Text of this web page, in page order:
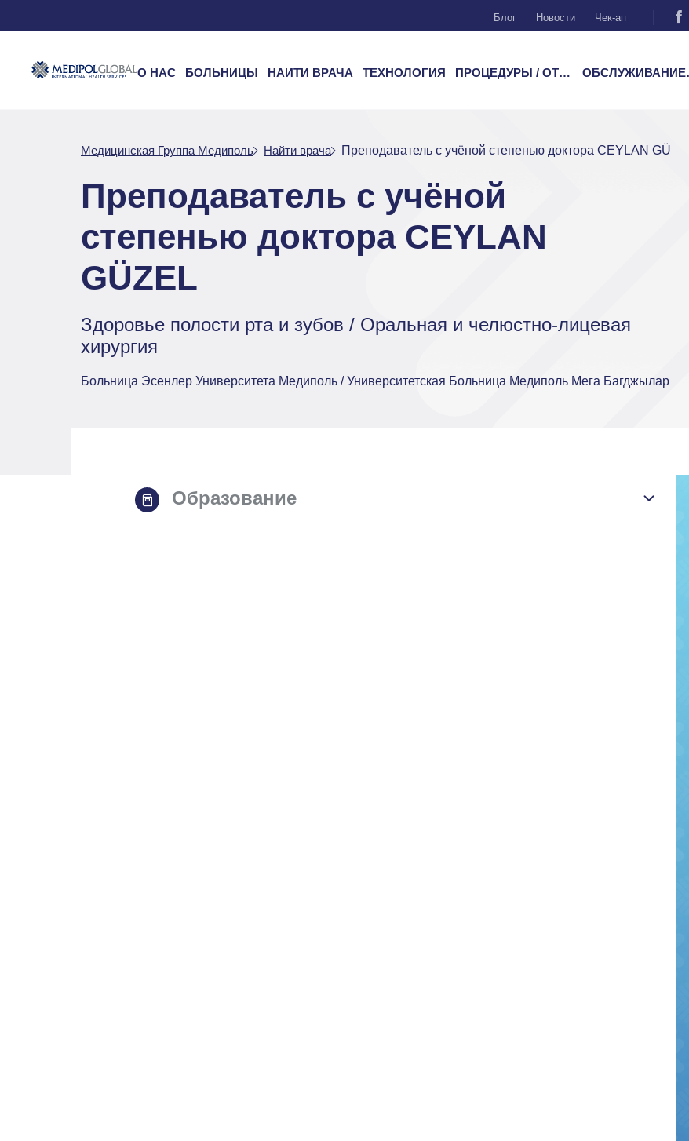
Блог Новости Чек-ап
О НАС БОЛЬНИЦЫ НАЙТИ ВРАЧА ТЕХНОЛОГИЯ ПРОЦЕДУРЫ / ОТДЕЛЕНИЯ ОБСЛУЖИВАНИЕ ПАЦИЕНТОВ
Медицинская Группа Медиполь Найти врача Преподаватель с учёной степенью доктора CEYLAN GÜZEL
Преподаватель с учёной
степенью доктора CEYLAN
GÜZEL
Здоровье полости рта и зубов / Оральная и челюстно-лицевая
хирургия
Больница Эсенлер Университета Медиполь / Университетская Больница Медиполь Мега Багджылар
Образование